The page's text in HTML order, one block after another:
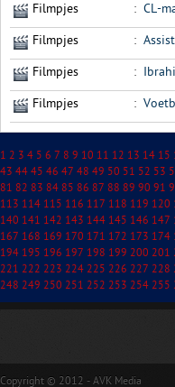
Filmpjes : CL-
Filmpjes :
Filmpjes :
Filmpjes :
1 2 3 4 5 6 7 8 9 10 11 12 13 14 15
43 44 45 46 47 48 49 50 51 52 53
81 82 83 84 85 86 87 88 89 90 91
113 114 115 116 117 118 119 120
140 141 142 143 144 145 146 147
167 168 169 170 171 172 173 174
194 195 196 197 198 199 200 201
221 222 223 224 225 226 227 228
248 249 250 251 252 253 254 255
Copyright © 2012 - AVK Media